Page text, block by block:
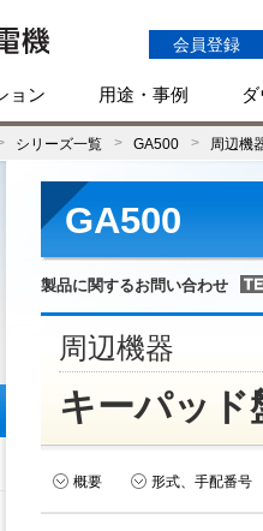
会員登録
ョン 用途・事例
シリーズ一覧 GA500 周辺機
GA500
製品に関するお問い合わせ
周辺機器
キーパッ
概要 形式、手配番号